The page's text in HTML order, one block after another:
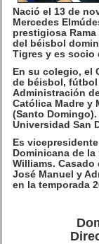
Nació el 13 de
Mercedes
prestigiosa
del béisbol
Tigres y es socio
En su colegio, el
de béisbol, fútbol
Administración
Católica Madre y
(Santo
Universidad San
Es
Dominicana de
Williams.
José Manuel y
en la temporada